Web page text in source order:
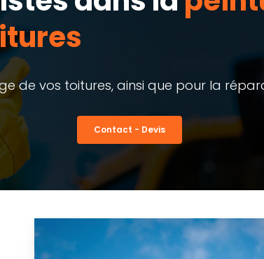
de vos toitures, ainsi que pour la
Contact - Devis